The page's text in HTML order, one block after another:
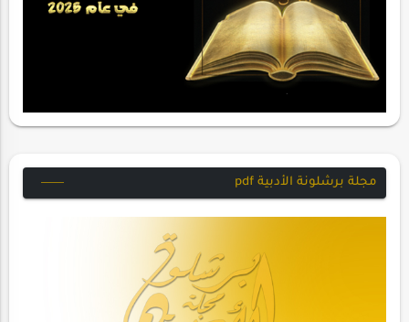
مجلة برشلونة الأدبية pdf